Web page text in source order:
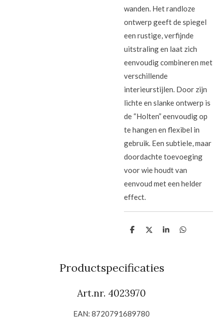
wanden. Het randloze
ontwerp geeft de spiegel
een rustige, verfijnde
uitstraling en laat zich
eenvoudig combineren met
verschillende
interieurstijlen. Door zijn
lichte en slanke ontwerp is
de “Holten” eenvoudig op
te hangen en flexibel in
gebruik. Een subtiele, maar
doordachte toevoeging
voor wie houdt van
eenvoud met een helder
effect.
D
n
D
S
D
Productspecificaties
Art.nr. 4023970
EAN: 8720791689780